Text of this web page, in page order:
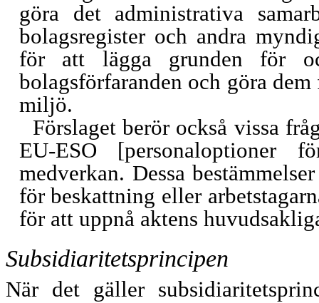
göra det administrativa
bolagsregister och andra
för att lägga grunden för
bolagsförfaranden och göra
miljö.
Förslaget berör också vissa
EU-ESO [personaloptioner
medverkan. Dessa
för beskattning eller
för att uppnå aktens
Subsidiaritetsprincipen
När det gäller